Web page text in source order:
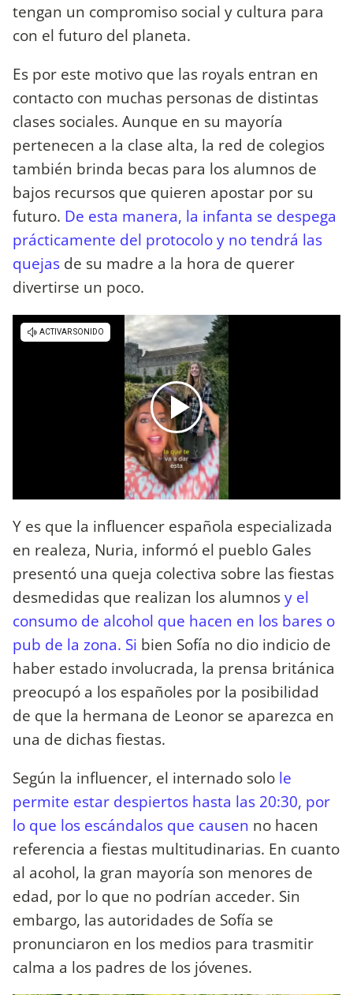
tengan un compromiso social y cultura para
con el futuro del planeta.
Es por este motivo que las royals entran en
contacto con muchas personas de distintas
clases sociales. Aunque en su mayoría
pertenecen a la clase alta, la red de colegios
también brinda becas para los alumnos de
bajos recursos que quieren apostar por su
futuro. De esta manera, la infanta se despega
prácticamente del protocolo y no tendrá las
quejas de su madre a la hora de querer
divertirse un poco.
Y es que la influencer española especializada
en realeza, Nuria, informó el pueblo Gales
presentó una queja colectiva sobre las fiestas
desmedidas que realizan los alumnosy el
consumo de alcohol que hacen en los bares o
pub de la zona. Si bien Sofía no dio indicio de
haber estado involucrada, la prensa británica
preocupó a los españoles por la posibilidad
de que la hermana de Leonor se aparezca en
una de dichas fiestas.
Según la influencer, el internado solo le
permite estar despiertos hasta las 20:30, por
lo que los escándalos que causen no hacen
referencia a fiestas multitudinarias. En cuanto
al acohol, la gran mayoría son menores de
edad, por lo que no podrían acceder. Sin
embargo, las autoridades de Sofía se
pronunciaron en los medios para trasmitir
calma a los padres de los jóvenes.